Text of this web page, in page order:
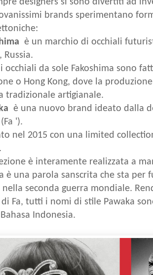
brands sperimentano
è un marchio di occhiali
Russia.
occhiali da sole Fakoshima sono
o Hong Kong, dove la
tradizionale artigianale.
è una nuovo brand ideato dalla
').
nel 2015 con una limited
è interamente realizzata a
è una parola sanscrita che sta per
seconda guerra mondiale.
Fa, tutti i nomi di stile Pawaka
Indonesia.